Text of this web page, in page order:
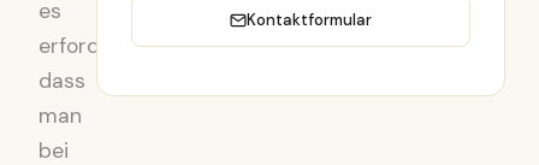
es
erforderlich,
dass
man
bei
Kontaktformular